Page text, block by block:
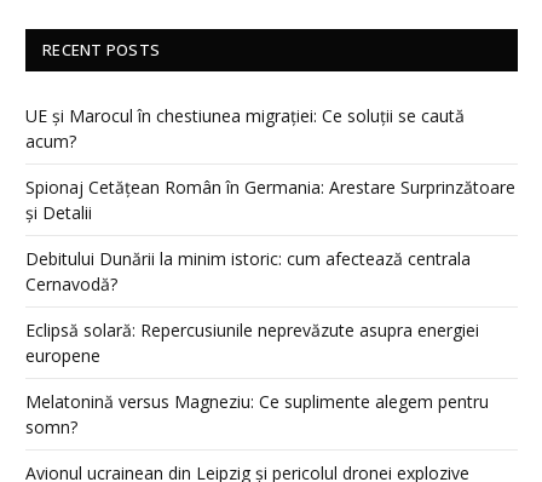
RECENT POSTS
UE și Marocul în chestiunea migrației: Ce soluții se caută
acum?
Spionaj Cetățean Român în Germania: Arestare Surprinzătoare
și Detalii
Debitului Dunării la minim istoric: cum afectează centrala
Cernavodă?
Eclipsă solară: Repercusiunile neprevăzute asupra energiei
europene
Melatonină versus Magneziu: Ce suplimente alegem pentru
somn?
Avionul ucrainean din Leipzig și pericolul dronei explozive